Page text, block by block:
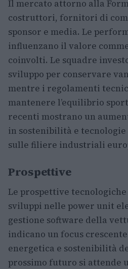
Il mercato attorno alla
costruttori, fornitori di
sponsor e media. Le
influenzano il valore
coinvolti. Le squadre
sviluppo per conservare
mentre i regolamenti
mantenere l’equilibrio
recenti mostrano un
in sostenibilità e
sulle filiere industriali
Prospettive
Le prospettive
sviluppi nelle power unit
gestione software della
indicano un focus
energetica e sostenibilità
prossimo futuro si attende